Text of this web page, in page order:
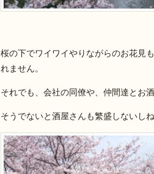
桜の下でワイワイやりながらのお花見
れません。
それでも、会社の同僚や、仲間達とお
そうでないと酒屋さんも繁盛しないしね